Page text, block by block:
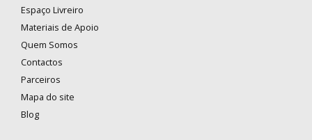
Espaço Livreiro
Materiais de Apoio
Quem Somos
Contactos
Parceiros
Mapa do site
Blog